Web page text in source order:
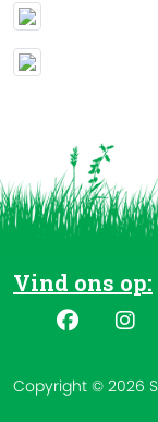
Vind ons op:
Copyright © 2026